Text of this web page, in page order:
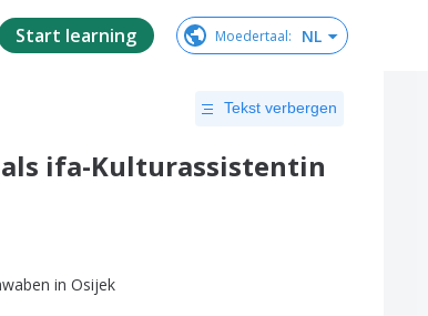
Start learning Moedertaal: NL
Tekst verbergen
ifa-Kulturassistentin
in Osijek